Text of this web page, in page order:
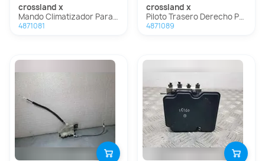
crossland x
Mando Climatizador Para Opel Crossland X
4871081
crossland x
Piloto Trasero Derecho Para Opel Crossland X
4871089